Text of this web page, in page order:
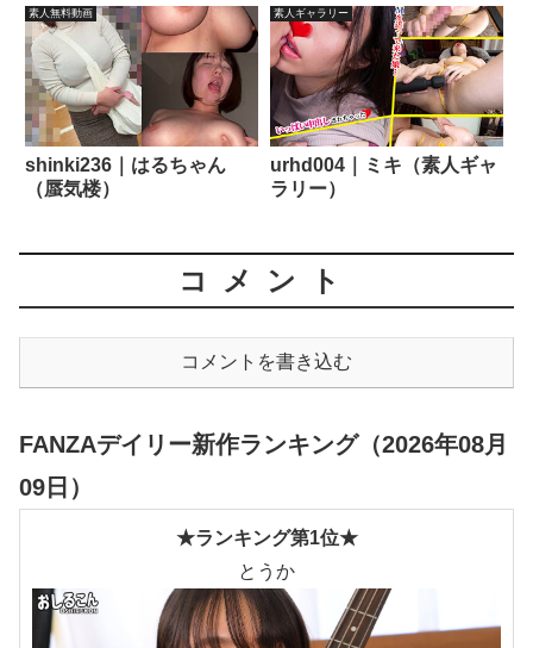
素人無料動画
shinki236｜はるちゃん
（蜃気楼）
素人ギャラリー
urhd004｜ミキ（素人ギャ
ラリー）
コメント
コメントを書き込む
FANZAデイリー新作ランキング（2026年08月
09日）
★ランキング第1位★
とうか